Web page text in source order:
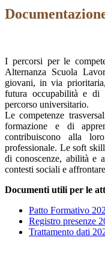
I percorsi per le
Alternanza Scuola
giovani, in via
futura occupabilità e di
percorso universitario.
Le competenze
formazione e di
contribuiscono alla
professionale. Le soft
di conoscenze, abilità e
contesti sociali e
Documenti utili per le
Patto Formativo
Registro presenze
Trattamento dati